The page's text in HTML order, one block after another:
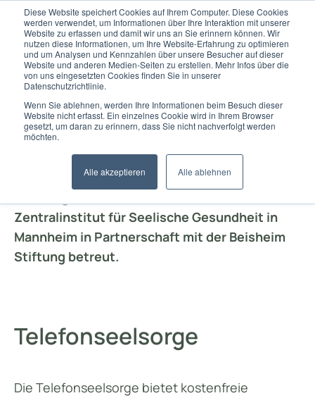
Diese Website speichert Cookies auf Ihrem Computer. Diese Cookies
werden verwendet, um Informationen über Ihre Interaktion mit unserer
Website zu erfassen und damit wir uns an Sie erinnern können. Wir
nutzen diese Informationen, um Ihre Website-Erfahrung zu optimieren
und um Analysen und Kennzahlen über unsere Besucher auf dieser
Website und anderen Medien-Seiten zu erstellen. Mehr Infos über die
von uns eingesetzten Cookies finden Sie in unserer
Datenschutzrichtlinie.
Wenn Sie ablehnen, werden Ihre Informationen beim Besuch dieser
Website nicht erfasst. Ein einzelnes Cookie wird in Ihrem Browser
gesetzt, um daran zu erinnern, dass Sie nicht nachverfolgt werden
möchten.
Alle akzeptieren Alle ablehnen
Allemeine Anlaufstelle
Zentralinstitut für Seelische Gesundheit in
Mannheim in Partnerschaft mit der Beisheim
Stiftung betreut.
Telefonseelsorge
Die Telefonseelsorge bietet kostenfreie